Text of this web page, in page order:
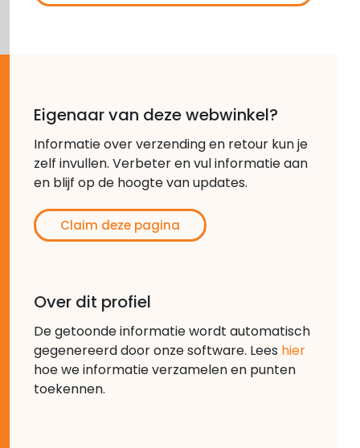
Eigenaar van deze webwinkel?
Informatie over verzending en retour kun je
zelf invullen. Verbeter en vul informatie aan
en blijf op de hoogte van updates.
Claim deze pagina
Over dit profiel
De getoonde informatie wordt automatisch
gegenereerd door onze software. Lees hier
hoe we informatie verzamelen en punten
toekennen.